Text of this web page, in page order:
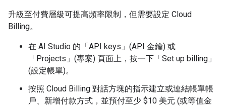
升級至付費層級可提高頻率限制，但需要設定 Cloud
Billing。
在 AI Studio 的「API keys」(API 金鑰) 或
「Projects」(專案) 頁面上，按一下「Set up billing」
(設定帳單)。
按照 Cloud Billing 對話方塊的指示建立或連結帳單帳
戶、新增付款方式，並預付至少 $10 美元 (或等值金